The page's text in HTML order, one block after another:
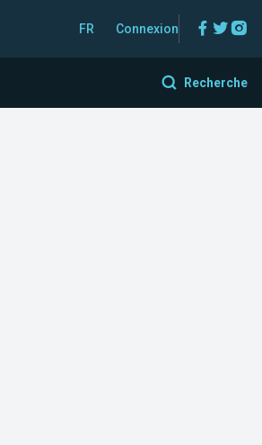
FR Connexion
Recherche